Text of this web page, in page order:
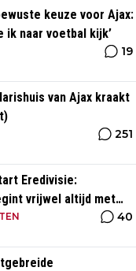
keuze voor Ajax:
ik naar voetbal kijk’
19
van Ajax kraakt
251
Eredivisie:
vrijwel altijd met
40